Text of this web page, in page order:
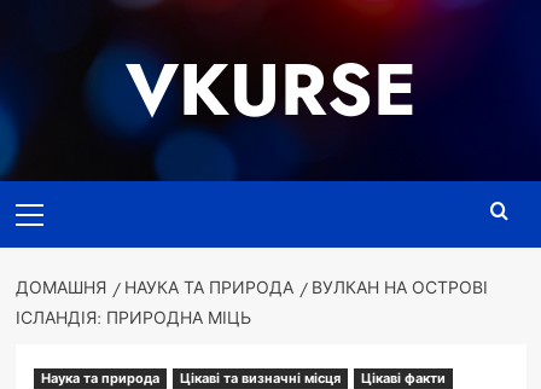
VKURSE
меню
ДОМАШНЯ НАУКА ТА ПРИРОДА
ВУЛКАН НА ОСТРОВІ
ІСЛАНДІЯ: ПРИРОДНА МІЦЬ
Наука та природа Цікаві та визначні місця Цікаві факти